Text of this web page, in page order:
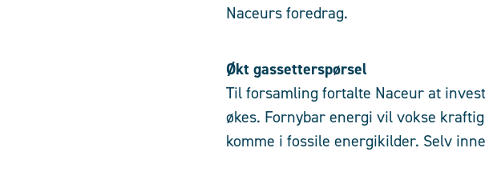
Naceurs foredrag.
Økt gassetterspørsel
Til forsamling fortalte Naceur at
økes. Fornybar energi vil vokse
komme i fossile energikilder. Selv